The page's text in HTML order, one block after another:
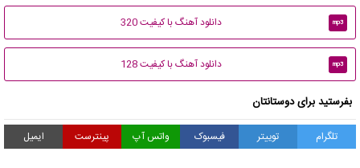
mp3 دانلود آهنگ با کیفیت 320
mp3 دانلود آهنگ با کیفیت 128
بفرستید برای دوستانتان
تلگرام توییتر فیسبوک واتس آپ پینترست ایمیل